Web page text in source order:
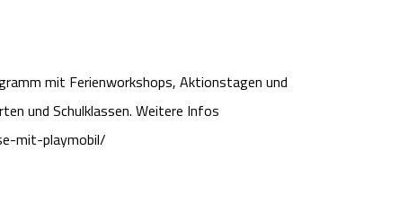
mit Ferienworkshops, Aktionstagen und
und Schulklassen. Weitere Infos
mit-playmobil/